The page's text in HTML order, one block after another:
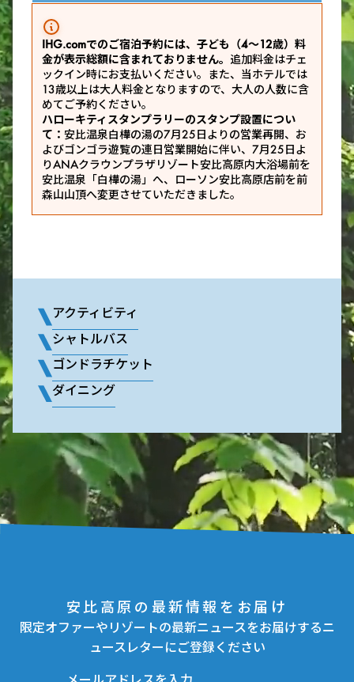
IHG.comでのご宿泊予約には、子ども（4～12歳）料
金が表示総額に含まれておりません。 追加料金はチェ
ックイン時にお支払いください。また、当ホテルでは
13歳以上は大人料金となりますので、大人の人数に含
めてご予約ください。
ハローキティスタンプラリーのスタンプ設置につい
て： 安比温泉白樺の湯の7月25日よりの営業再開、お
よびゴンゴラ遊覧の連日営業開始に伴い、7月25日よ
りANAクラウンプラザリゾート安比高原内大浴場前を
安比温泉「白樺の湯」へ、ローソン安比高原店前を前
森山山頂へ変更させていただきました。
アクティビティ
シャトルバス
ゴンドラチケット
ダイニング
安比高原の最新情報をお届け
限定オファーやリゾートの最新ニュースをお届けするニ
ュースレターにご登録ください